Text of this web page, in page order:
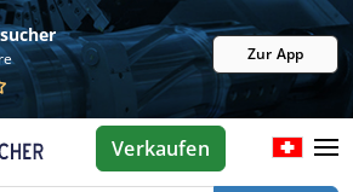
Zur App
Verkaufen